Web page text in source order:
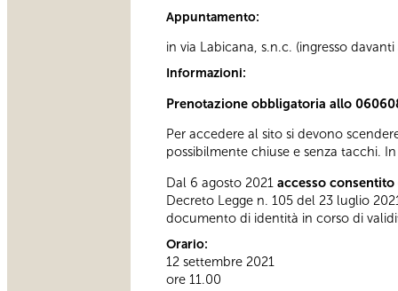
Appuntamento:
in via Labicana, s.n.c. (ingresso
Informazioni:
Prenotazione obbligatoria allo
Per accedere al sito si devono
possibilmente chiuse e senza tacchi.
Dal 6 agosto 2021 accesso
Decreto Legge n. 105 del 23 luglio
documento di identità in corso di
Orario:
12 settembre 2021
ore 11.00